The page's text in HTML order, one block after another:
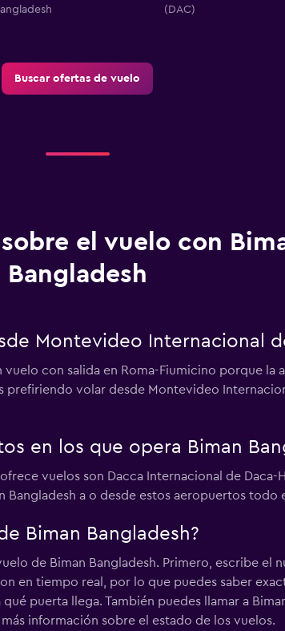
(DAC)
Buscar ofertas de vuelo
el vuelo con
Bangladesh
Montevideo Internacional
vuelo con salida en Roma-Fiumicino porque la
prefiriendo volar desde Montevideo
en los que opera Biman
vuelos son Dacca Internacional de Daca-
a o desde estos aeropuertos todo
Biman Bangladesh?
de Biman Bangladesh. Primero, escribe el
en tiempo real, por lo que puedes saber
puerta llega. También puedes llamar a
información sobre el estado de los vuelos.